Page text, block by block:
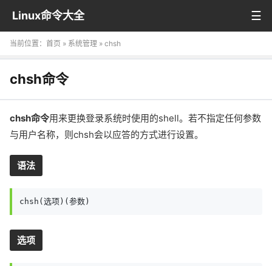
Linux命令大全
当前位置： 首页 » 系统管理 » chsh
chsh命令
chsh命令用来更换登录系统时使用的shell。若不指定任何参数
与用户名称，则chsh会以应答的方式进行设置。
语法
chsh(选项)(参数)
选项